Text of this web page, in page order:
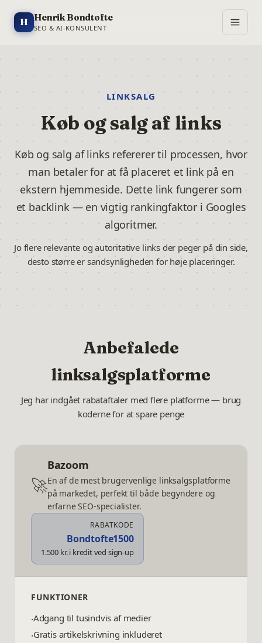
H Henrik Bondtofte
SEO & AI-KONSULENT
LINKSALG
Køb og salg af links
Køb og salg af links refererer til processen, hvor
man betaler for at få placeret et link på en
ekstern hjemmeside. Dette link fungerer som
et backlink — en vigtig rankingfaktor i Googles
algoritmer.
Jo flere relevante og autoritative links der peger på din side,
desto større er sandsynligheden for høje placeringer.
Anbefalede
linksalgsplatforme
Jeg har indgået rabataftaler med flere platforme — brug
koderne for at spare penge
🚀
Bazoom
En af de mest brugervenlige linksalgsplatforme
på markedet, perfekt til både begyndere og
erfarne SEO-specialister.
RABATKODE
Bondtofte1500
1.500 kr. i kredit ved sign-up
FUNKTIONER
·Adgang til tusindvis af medier
·Gratis artikelskrivning inkluderet